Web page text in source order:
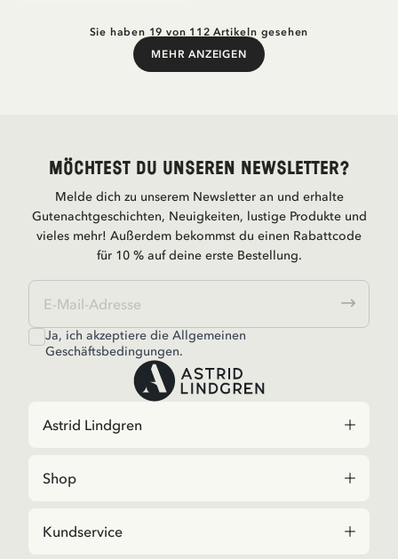
Sie haben 19 von 112 Artikeln gesehen
MEHR ANZEIGEN
Mehr anzeigen
Möchtest du unseren Newsletter?
Melde dich zu unserem Newsletter an und erhalte
Gutenachtgeschichten, Neuigkeiten, lustige Produkte und
vieles mehr! Außerdem bekommst du einen Rabattcode
für 10 % auf deine erste Bestellung.
Ja, ich akzeptiere dieAllgemeinen
Geschäftsbedingungen.
Astrid Lindgren
Shop
Kundservice